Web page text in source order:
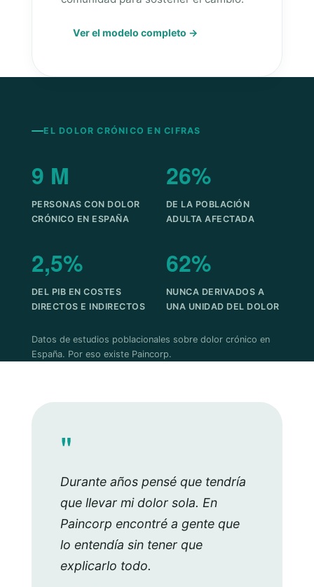
Ver el modelo completo →
EL DOLOR CRÓNICO EN CIFRAS
9 M
PERSONAS CON DOLOR
CRÓNICO EN ESPAÑA
26%
DE LA POBLACIÓN
ADULTA AFECTADA
2,5%
DEL PIB EN COSTES
DIRECTOS E INDIRECTOS
62%
NUNCA DERIVADOS A
UNA UNIDAD DEL DOLOR
Datos de estudios poblacionales sobre dolor crónico en
España. Por eso existe Paincorp.
"
Durante años pensé que tendría
que llevar mi dolor sola. En
Paincorp encontré a gente que
lo entendía sin tener que
explicarlo todo.